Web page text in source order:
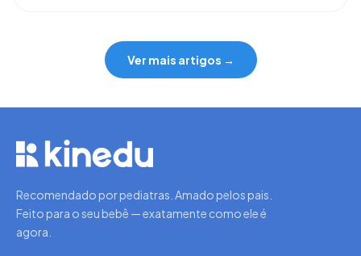
Ver mais artigos →
Recomendado por pediatras. Amado pelos pais.
Feito para o seu bebê — exatamente como ele é
agora.